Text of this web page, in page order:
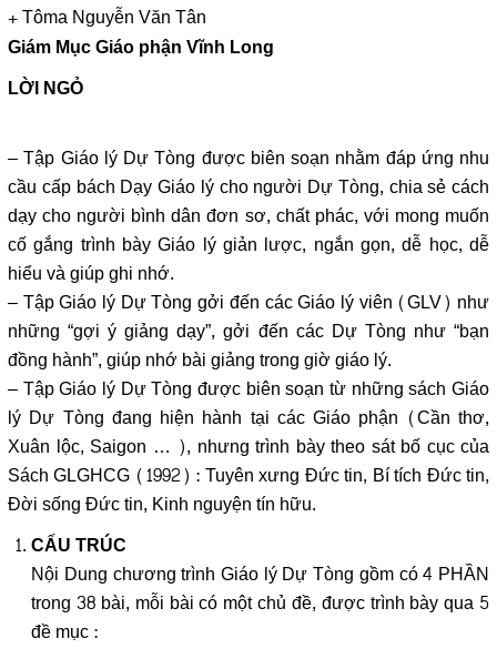
+ Tôma Nguyễn Văn Tân
Giám Mục Giáo phận Vĩnh Long
LỜI NGỎ
– Tập Giáo lý Dự Tòng được biên soạn nhằm đáp ứng nhu
cầu cấp bách Dạy Giáo lý cho người Dự Tòng, chia sẻ cách
dạy cho người bình dân đơn sơ, chất phác, với mong muốn
cố gắng trình bày Giáo lý giản lược, ngắn gọn, dễ học, dễ
hiểu và giúp ghi nhớ.
– Tập Giáo lý Dự Tòng gởi đến các Giáo lý viên (GLV) như
những “gợi ý giảng dạy”, gởi đến các Dự Tòng như “bạn
đồng hành”, giúp nhớ bài giảng trong giờ giáo lý.
– Tập Giáo lý Dự Tòng được biên soạn từ những sách Giáo
lý Dự Tòng đang hiện hành tại các Giáo phận (Cần thơ,
Xuân lộc, Saigon … ), nhưng trình bày theo sát bố cục của
Sách GLGHCG (1992) : Tuyên xưng Đức tin, Bí tích Đức tin,
Đời sống Đức tin, Kinh nguyện tín hữu.
CẤU TRÚC
Nội Dung chương trình Giáo lý Dự Tòng gồm có 4 PHẦN
trong 38 bài, mỗi bài có một chủ đề, được trình bày qua 5
đề mục :